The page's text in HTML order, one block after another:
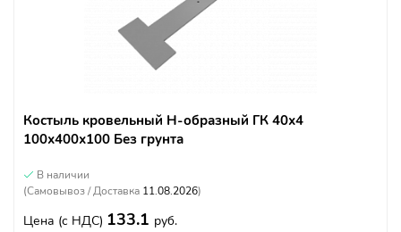
Костыль кровельный Н-образный ГК 40х4
100х400х100 Без грунта
В наличии
(Самовывоз / Доставка 11.08.2026)
Цена (с НДС) 133.1 руб.